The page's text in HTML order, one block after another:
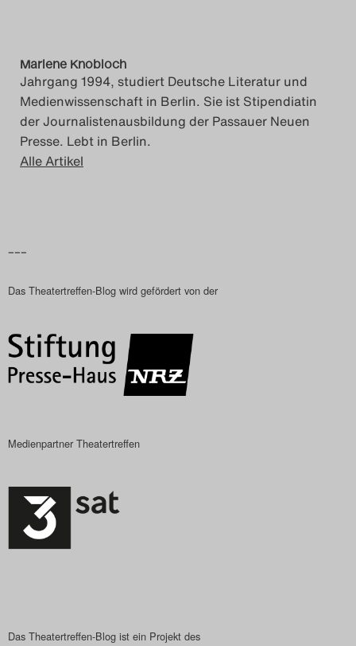
Marlene Knobloch
Jahrgang 1994, studiert Deutsche Literatur und
Medienwissenschaft in Berlin. Sie ist Stipendiatin
der Journalistenausbildung der Passauer Neuen
Presse. Lebt in Berlin.
Alle Artikel
–––
Das Theatertreffen-Blog wird gefördert von der
Medienpartner Theatertreffen
Das Theatertreffen-Blog ist ein Projekt des